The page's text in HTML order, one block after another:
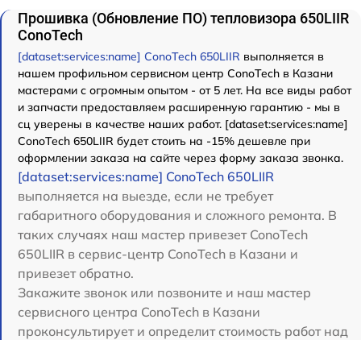
Прошивка (Обновление ПО) тепловизора 650LIIR
ConoTech
[dataset:services:name] ConoTech 650LIIR выполняется в
нашем профильном сервисном центр ConoTech в Казани
мастерами с огромным опытом - от 5 лет. На все виды работ
и запчасти предоставляем расширенную гарантию - мы в
сц уверены в качестве наших работ. [dataset:services:name]
ConoTech 650LIIR будет стоить на -15% дешевле при
оформлении заказа на сайте через форму заказа звонка.
[dataset:services:name] ConoTech 650LIIR
выполняется на выезде, если не требует
габаритного оборудования и сложного ремонта. В
таких случаях наш мастер привезет ConoTech
650LIIR в сервис-центр ConoTech в Казани и
привезет обратно.
Закажите звонок или позвоните и наш мастер
сервисного центра ConoTech в Казани
проконсультирует и определит стоимость работ над